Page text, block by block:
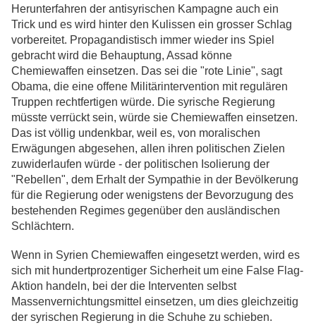
Herunterfahren der antisyrischen Kampagne auch ein
Trick und es wird hinter den Kulissen ein grosser Schlag
vorbereitet. Propagandistisch immer wieder ins Spiel
gebracht wird die Behauptung, Assad könne
Chemiewaffen einsetzen. Das sei die "rote Linie", sagt
Obama, die eine offene Militärintervention mit regulären
Truppen rechtfertigen würde. Die syrische Regierung
müsste verrückt sein, würde sie Chemiewaffen einsetzen.
Das ist völlig undenkbar, weil es, von moralischen
Erwägungen abgesehen, allen ihren politischen Zielen
zuwiderlaufen würde - der politischen Isolierung der
"Rebellen", dem Erhalt der Sympathie in der Bevölkerung
für die Regierung oder wenigstens der Bevorzugung des
bestehenden Regimes gegenüber den ausländischen
Schlächtern.
Wenn in Syrien Chemiewaffen eingesetzt werden, wird es
sich mit hundertprozentiger Sicherheit um eine False Flag-
Aktion handeln, bei der die Interventen selbst
Massenvernichtungsmittel einsetzen, um dies gleichzeitig
der syrischen Regierung in die Schuhe zu schieben.